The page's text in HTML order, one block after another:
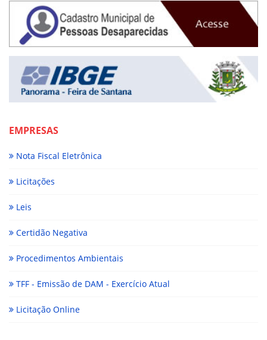
EMPRESAS
Nota Fiscal Eletrônica
Licitações
Leis
Certidão Negativa
Procedimentos Ambientais
TFF - Emissão de DAM - Exercício Atual
Licitação Online